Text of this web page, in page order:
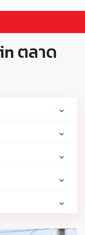
ตลาด